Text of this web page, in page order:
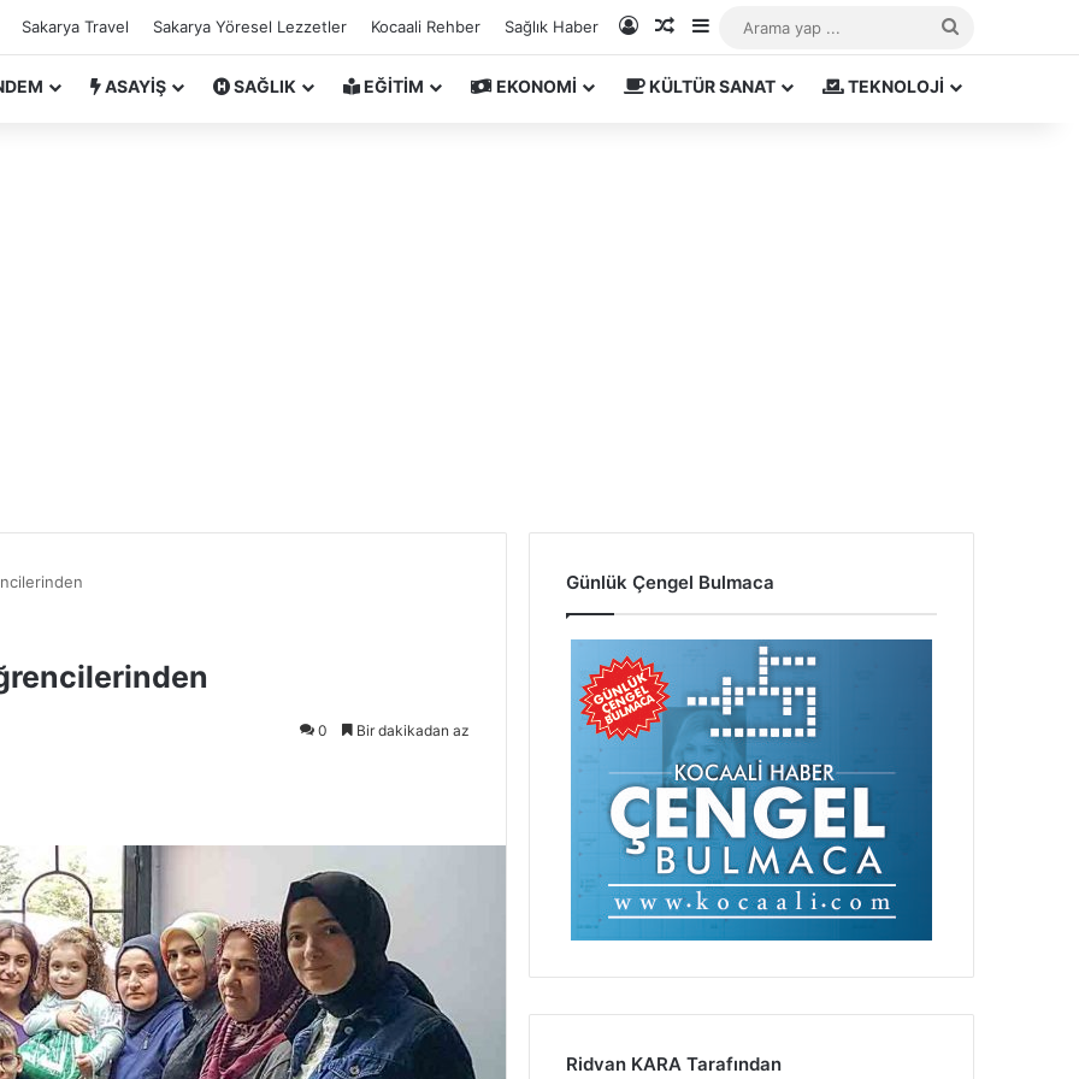
Sakarya Travel Sakarya Yöresel Lezzetler Kocaali Rehber Sağlık Haber Kayıt OlRastgele Makale
Kenar Bölmesi
ASAYİŞ SAĞLIK EĞİTİM EKONOMİ KÜLTÜR SANAT TEKNOLOJİ
0 Bir dakikadan az
Günlük Çengel Bulmaca
Ridvan KARA Tarafından